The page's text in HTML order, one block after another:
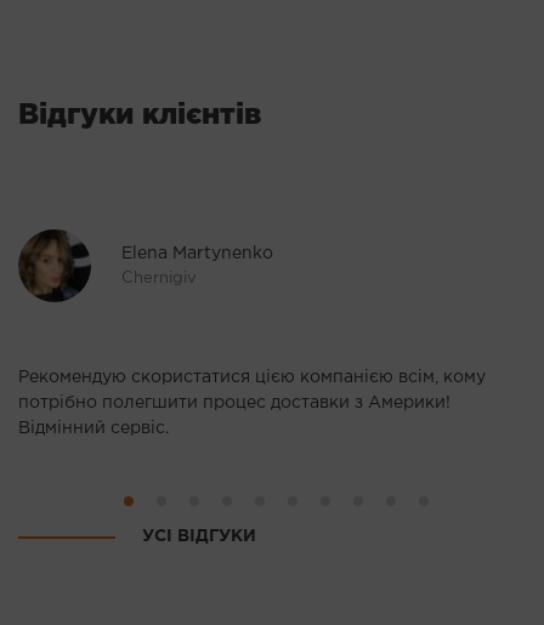
Відгуки клієнтів
УСІ ВІДГУКИ
Elena Martynenko
Chernigіv
Рекомендую скористатися цією компанією всім, кому
потрібно полегшити процес доставки з Америки!
Відмінний сервіс.